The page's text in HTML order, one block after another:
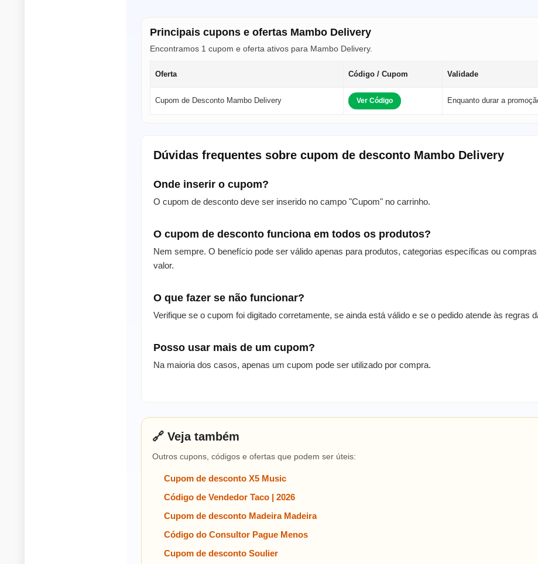
Principais cupons e ofertas Mambo Delivery
Encontramos 1 cupom e oferta ativos para Mambo Delivery.
Oferta Código / Cupom Validade
Cupom de Desconto Mambo Delivery Ver Código Enquanto durar a
Dúvidas frequentes sobre cupom de desconto Mambo Delivery
Onde inserir o cupom?
O cupom de desconto deve ser inserido no campo "Cupom" no carrinho.
O cupom de desconto funciona em todos os produtos?
Nem sempre. O benefício pode ser válido apenas para produtos, categorias específicas ou
valor.
O que fazer se não funcionar?
Verifique se o cupom foi digitado corretamente, se ainda está válido e se o pedido atende às regras
Posso usar mais de um cupom?
Na maioria dos casos, apenas um cupom pode ser utilizado por compra.
🔗 Veja também
Outros cupons, códigos e ofertas que podem ser úteis:
Cupom de desconto X5 Music
Código de Vendedor Taco | 2026
Cupom de desconto Madeira Madeira
Código do Consultor Pague Menos
Cupom de desconto Soulier